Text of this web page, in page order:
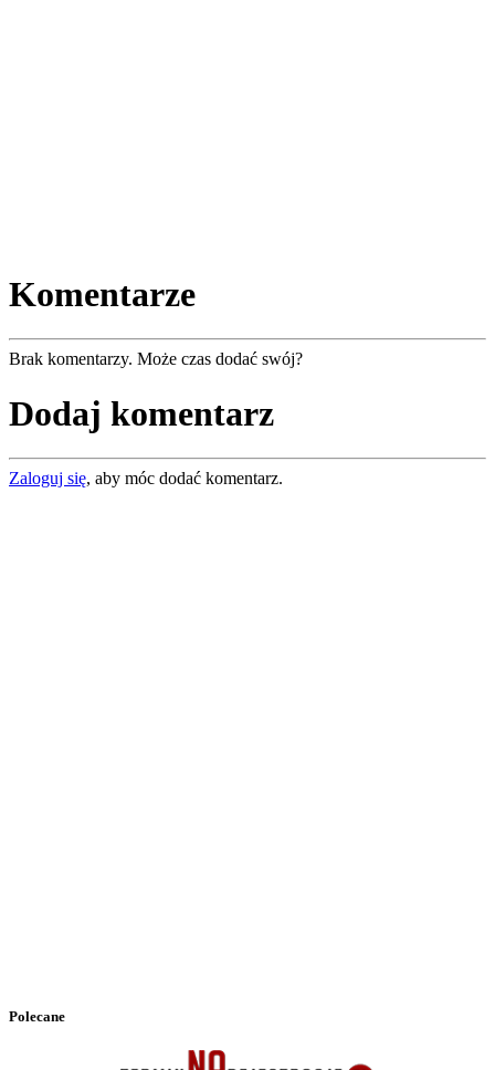
Komentarze
Brak komentarzy. Może czas dodać swój?
Dodaj komentarz
Zaloguj się, aby móc dodać komentarz.
Polecane